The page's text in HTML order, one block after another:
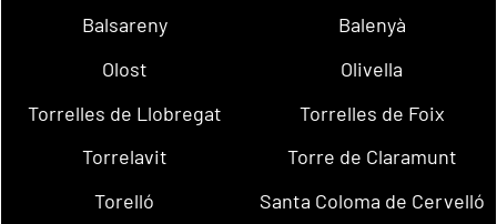
Balsareny
Balenyà
Olost
Olivella
Torrelles de Llobregat
Torrelles de Foix
Torrelavit
Torre de Claramunt
Torelló
Santa Coloma de Cervelló